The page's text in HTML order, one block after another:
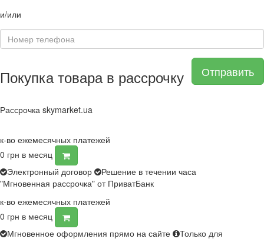
и/или
Отправить
Покупка товара в рассрочку
Рассрочка skymarket.ua
к-во ежемесячных платежей
0 грн в месяц
Электронный договор
Решение в течении часа
"Мгновенная рассрочка" от ПриватБанк
к-во ежемесячных платежей
0 грн в месяц
Мгновенное оформления прямо на сайте
Только для